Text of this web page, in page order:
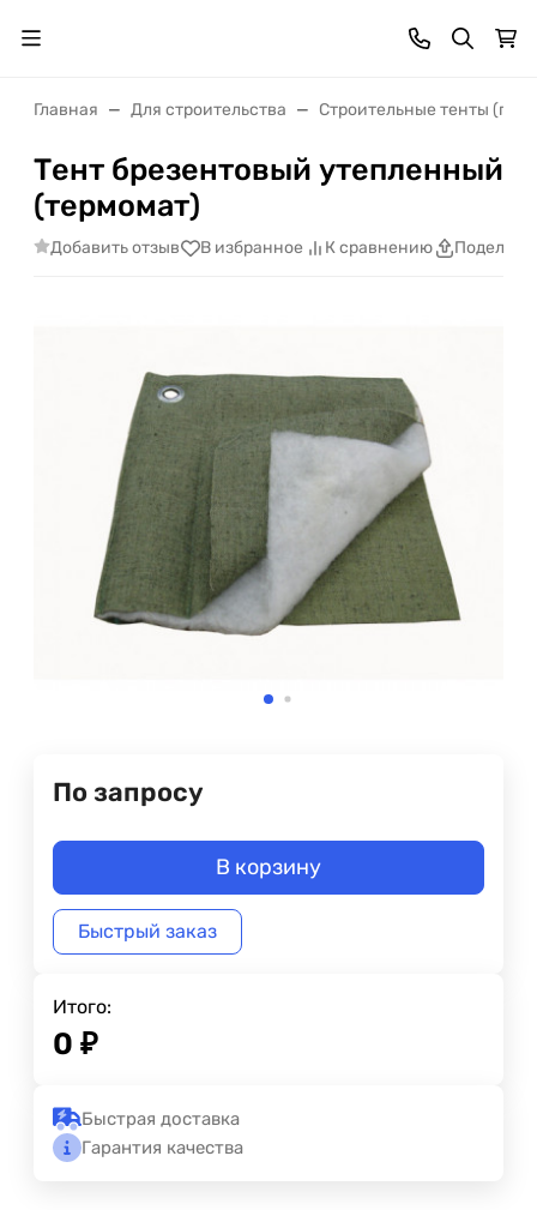
Главная Для строительства Строительные тенты
Тент брезентовый утепленный
(термомат)
Добавить отзыв В избранное К сравнению
По запросу
В корзину
Быстрый заказ
Итого:
0 ₽
Быстрая доставка
Гарантия качества